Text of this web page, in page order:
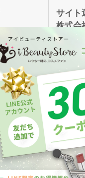
サイト
株式会
ナル
創業150
ドメイ
メイソ